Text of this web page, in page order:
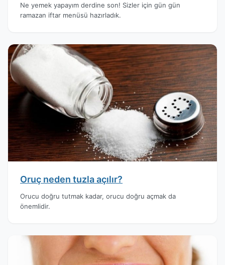
Ne yemek yapayım derdine son! Sizler için gün gün
ramazan iftar menüsü hazırladık.
Oruç neden tuzla açılır?
Orucu doğru tutmak kadar, orucu doğru açmak da
önemlidir.